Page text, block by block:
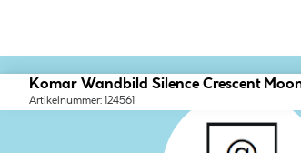
Komar Wandbild Silence Crescent
Artikelnummer: 124561